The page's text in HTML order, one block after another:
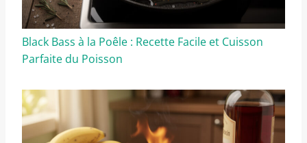
Black Bass à la Poêle : Recette Facile et Cuisson
Parfaite du Poisson